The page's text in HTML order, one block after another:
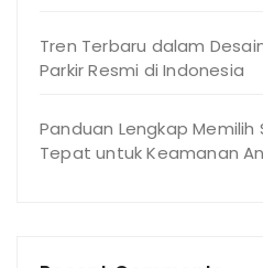
Tren Terbaru dalam
Parkir Resmi di Indonesia
Panduan Lengkap
Tepat untuk Keamanan